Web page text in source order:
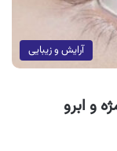
آرایش و زیبایی
و ابرو